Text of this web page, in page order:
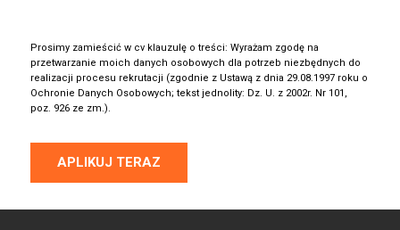
Prosimy zamieścić w cv klauzulę o treści: Wyrażam zgodę na
przetwarzanie moich danych osobowych dla potrzeb niezbędnych do
realizacji procesu rekrutacji (zgodnie z Ustawą z dnia 29.08.1997 roku o
Ochronie Danych Osobowych; tekst jednolity: Dz. U. z 2002r. Nr 101,
poz. 926 ze zm.).
APLIKUJ TERAZ